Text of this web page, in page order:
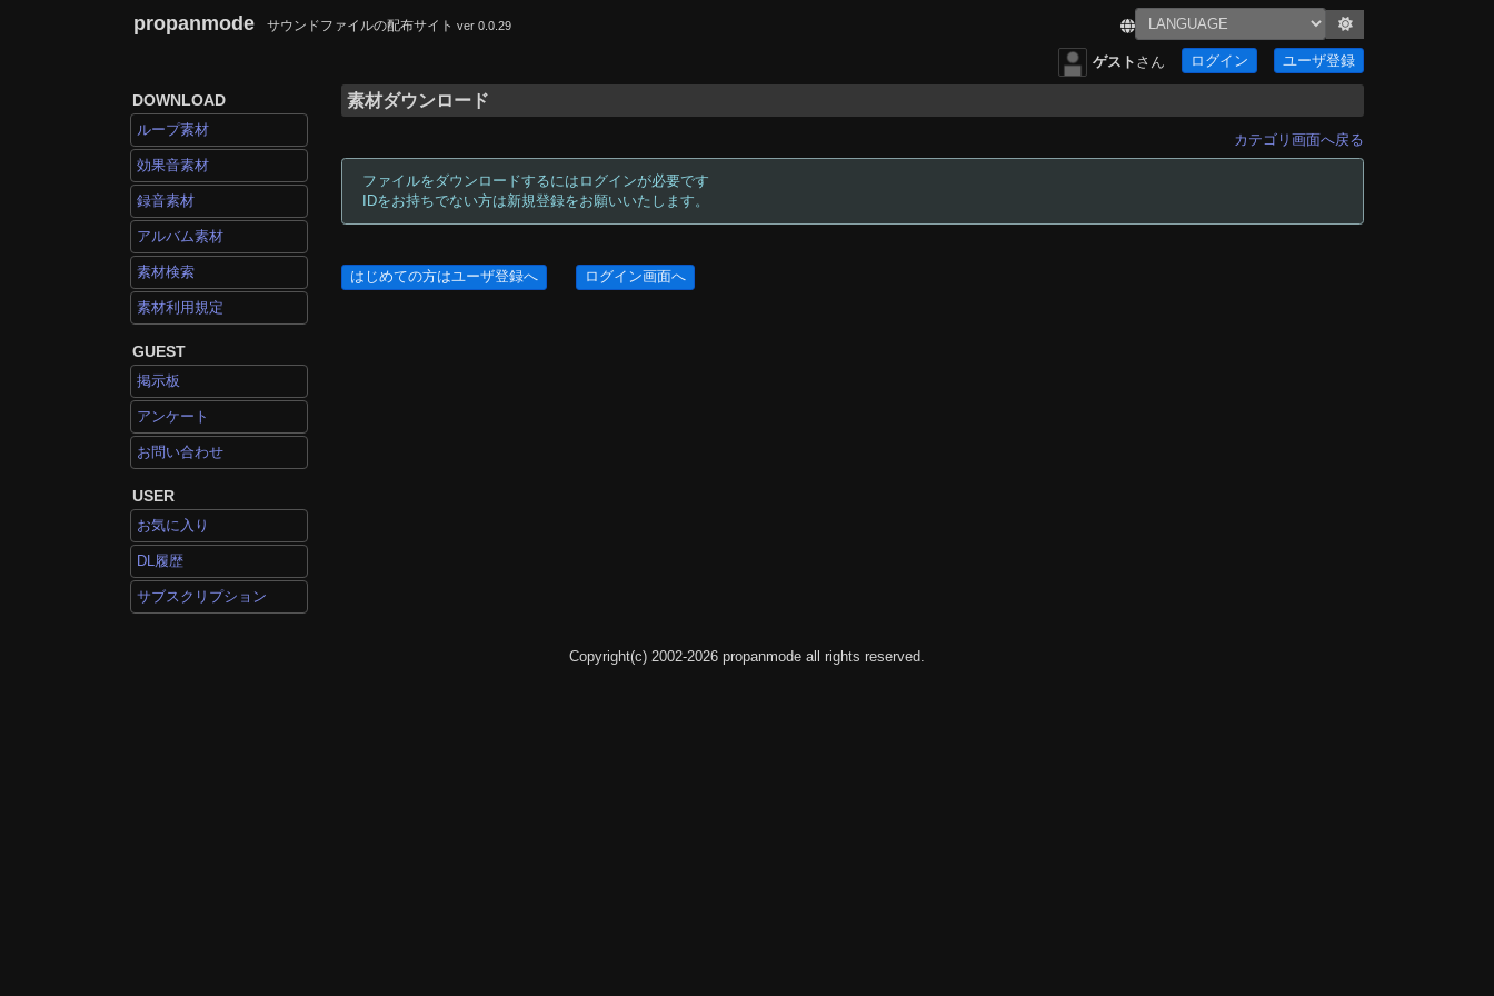
propanmode サウンドファイルの配布サイト ver 0.0.29
ゲスト さん ログイン ユーザ登録
DOWNLOAD
ループ素材
効果音素材
録音素材
アルバム素材
素材検索
素材利用規定
GUEST
掲示板
アンケート
お問い合わせ
USER
お気に入り
DL履歴
サブスクリプション
素材ダウンロード
カテゴリ画面へ戻る
ファイルをダウンロードするにはログインが必要です
IDをお持ちでない方は新規登録をお願いいたします。
はじめての方はユーザ登録へ ログイン画面へ
Copyright(c) 2002-2026 propanmode all rights reserved.